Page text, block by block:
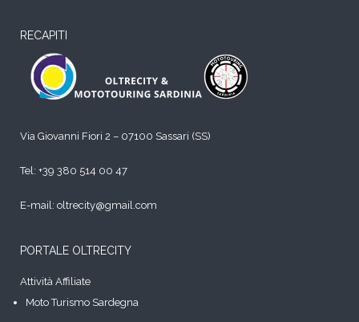
RECAPITI
Via Giovanni Fiori 2 – 07100 Sassari (SS)
Tel: +39 380 514 00 47
E-mail: oltrecity@gmail.com
PORTALE OLTRECITY
Attività Affiliate
Moto Turismo Sardegna